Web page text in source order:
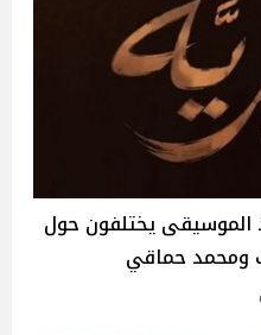
الموسيقى يختلفون حول
ومحمد حماقي